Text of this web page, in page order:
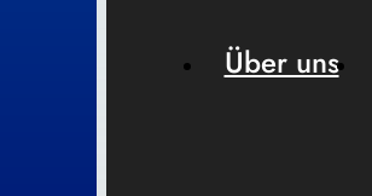
Über uns